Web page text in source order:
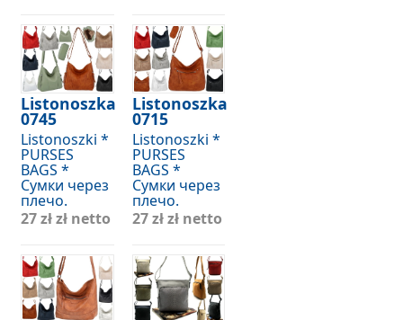
Listonoszka
0745
Listonoszki *
PURSES
BAGS *
Сумки через
плечо.
27 złzł netto
Listonoszka
0715
Listonoszki *
PURSES
BAGS *
Сумки через
плечо.
27 złzł netto